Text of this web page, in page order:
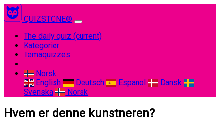
QUIZSTONE®
The daily quiz (current)
Kategorier
Temaquizzes
Norsk
English
Deutsch Espanol
Dansk
Svenska
Norsk
Hvem er denne kunstneren?